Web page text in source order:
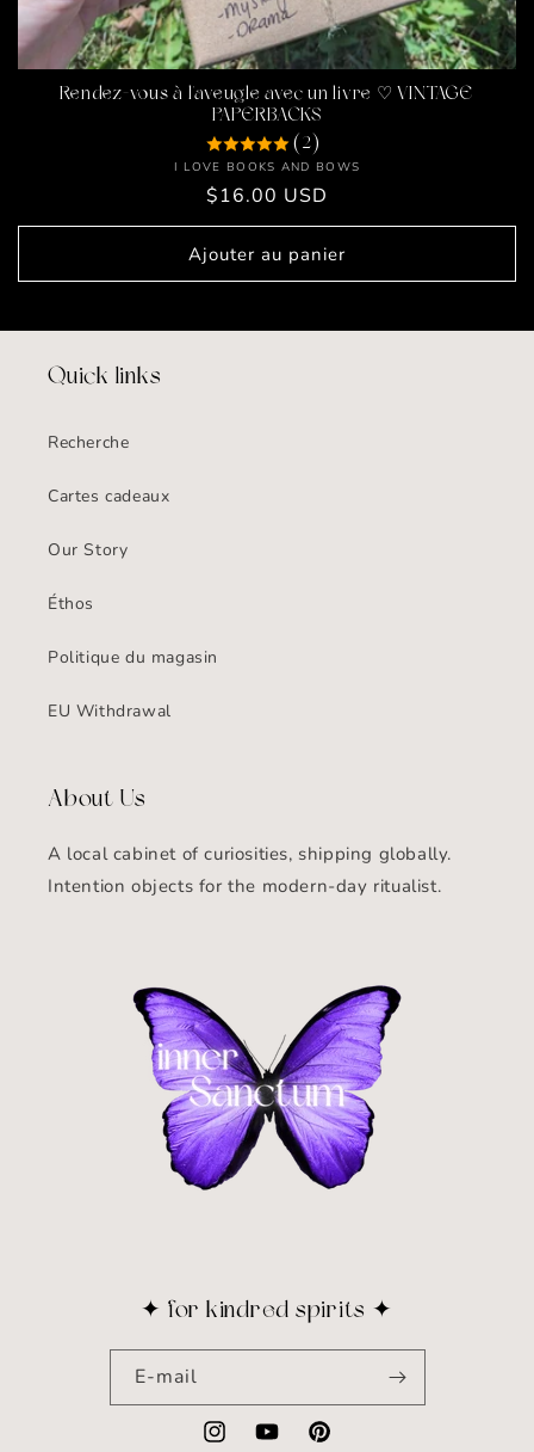
Rendez-vous à l'aveugle avec un livre ♡ VINTAGE
PAPERBACKS
(2)
Fournisseur :
I LOVE BOOKS AND BOWS
Prix
habituel
$16.00 USD
Ajouter au panier
Quick links
Recherche
Cartes cadeaux
Our Story
Éthos
Politique du magasin
EU Withdrawal
About Us
A local cabinet of curiosities, shipping globally.
Intention objects for the modern-day ritualist.
✦ for kindred spirits ✦
E-mail
InstagramYouTubePinterest